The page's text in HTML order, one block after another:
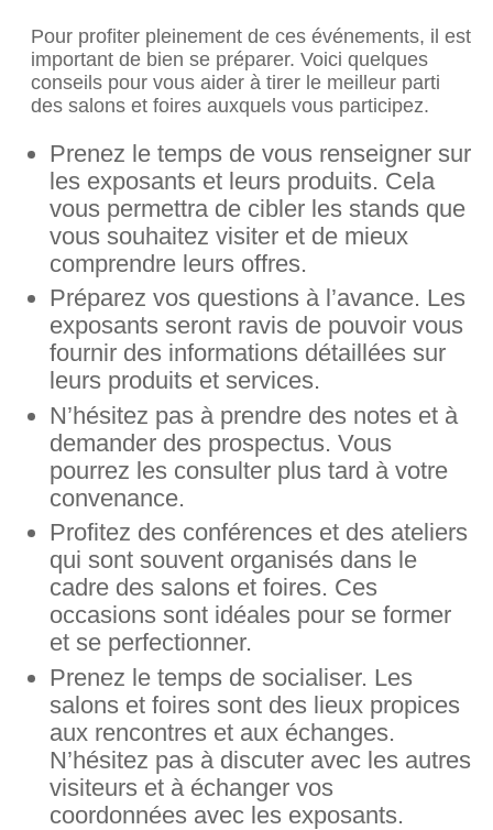
Pour profiter pleinement de ces événements, il est
important de bien se préparer. Voici quelques
conseils pour vous aider à tirer le meilleur parti
des salons et foires auxquels vous participez.
Prenez le temps de vous renseigner sur
les exposants et leurs produits. Cela
vous permettra de cibler les stands que
vous souhaitez visiter et de mieux
comprendre leurs offres.
Préparez vos questions à l’avance. Les
exposants seront ravis de pouvoir vous
fournir des informations détaillées sur
leurs produits et services.
N’hésitez pas à prendre des notes et à
demander des prospectus. Vous
pourrez les consulter plus tard à votre
convenance.
Profitez des conférences et des ateliers
qui sont souvent organisés dans le
cadre des salons et foires. Ces
occasions sont idéales pour se former
et se perfectionner.
Prenez le temps de socialiser. Les
salons et foires sont des lieux propices
aux rencontres et aux échanges.
N’hésitez pas à discuter avec les autres
visiteurs et à échanger vos
coordonnées avec les exposants.